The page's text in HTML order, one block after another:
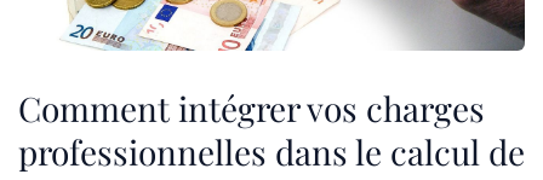
Comment intégrer vos charges
professionnelles dans le calcul de